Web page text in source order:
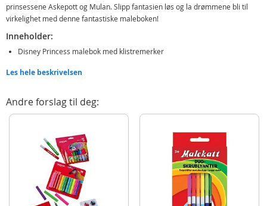
prinsessene Askepott og Mulan. Slipp fantasien løs og la drømmene bli til
virkelighet med denne fantastiske maleboken!
Inneholder:
Disney Princess malebok med klistremerker
Detaljer:
Modell 132209
Les hele beskrivelsen
Andre forslag til deg: